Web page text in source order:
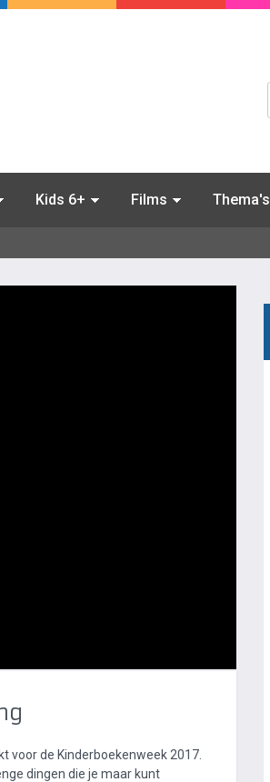
Kids 6+ Films Thema's
voor de Kinderboekenweek 2017.
dingen die je maar kunt